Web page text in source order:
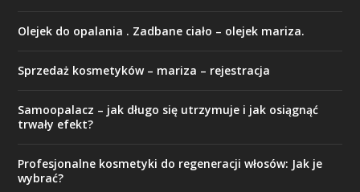
Olejek do opalania . Zadbane ciało – olejek mariza.
Sprzedaż kosmetyków – mariza – rejestracja
Samoopalacz – jak długo się utrzymuje i jak osiągnąć
trwały efekt?
Profesjonalne kosmetyki do regeneracji włosów: Jak je
wybrać?